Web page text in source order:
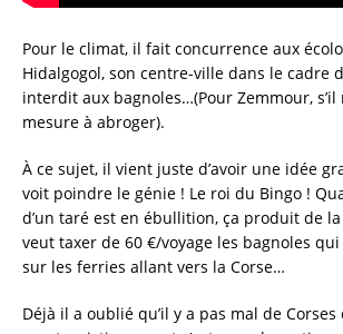
Pour le climat, il fait concurrence aux
Hidalgogol, son centre-ville dans le cadre
interdit aux bagnoles…(Pour Zemmour,
mesure à abroger).
À ce sujet, il vient juste d’avoir une idée
voit poindre le génie ! Le roi du Bingo !
d’un taré est en ébullition, ça produit de
veut taxer de 60 €/voyage les bagnoles
sur les ferries allant vers la Corse…
Déjà il a oublié qu’il y a pas mal de